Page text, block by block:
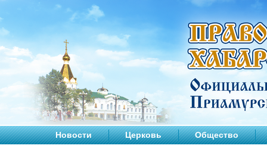
Новости Церковь Общество